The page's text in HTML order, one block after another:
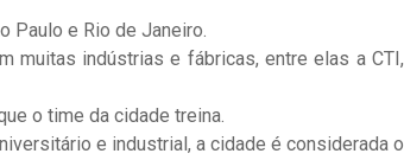
Paulo e Rio de Janeiro.
muitas indústrias e fábricas, entre elas a CTI,
o time da cidade treina.
e industrial, a cidade é considerada o